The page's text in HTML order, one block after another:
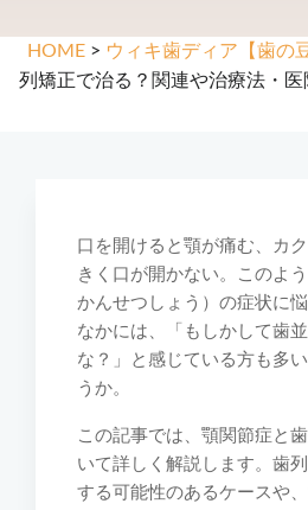
HOME> ウィキ歯ディア【歯の
列矯正で治る？関連や治療法・
口を開けると顎が痛む、カ
きく口が開かない。このよ
かんせつしょう）の症状に
なかには、「もしかして歯
な？」と感じている方も多
うか。
この記事では、顎関節症と
いて詳しく解説します。歯
する可能性のあるケースや